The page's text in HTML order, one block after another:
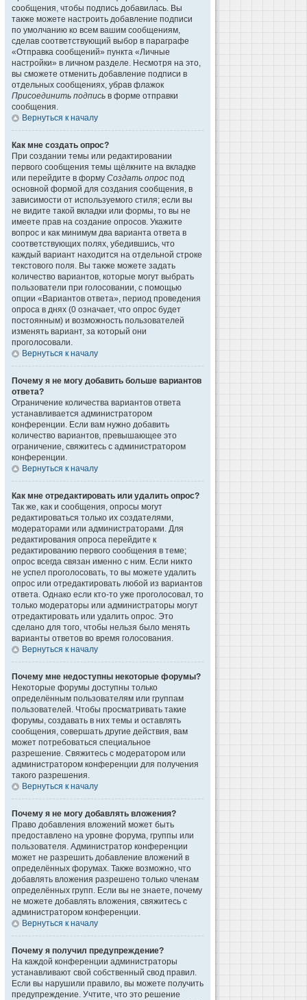
сообщения, чтобы подпись добавилась. Вы
также можете настроить добавление подписи
по умолчанию ко всем вашим сообщениям,
сделав соответствующий выбор в параграфе
«Отправка сообщений» пункта «Личные
настройки» в личном разделе. Несмотря на это,
вы сможете отменить добавление подписи в
отдельных сообщениях, убрав флажок
Присоединить подпись в форме отправки
сообщения.
Вернуться к началу
Как мне создать опрос?
При создании темы или редактировании
первого сообщения темы щёлкните на вкладке
или перейдите в форму Создать опрос под
основной формой для создания сообщения, в
зависимости от используемого стиля; если вы
не видите такой вкладки или формы, то вы не
имеете прав на создание опросов. Укажите
вопрос и как минимум два варианта ответа в
соответствующих полях, убедившись, что
каждый вариант находится на отдельной строке
текстового поля. Вы также можете задать
количество вариантов, которые могут выбрать
пользователи при голосовании, с помощью
опции «Вариантов ответа», период проведения
опроса в днях (0 означает, что опрос будет
постоянным) и возможность пользователей
изменять вариант, за который они
проголосовали.
Вернуться к началу
Почему я не могу добавить больше вариантов
ответа?
Ограничение количества вариантов ответа
устанавливается администратором
конференции. Если вам нужно добавить
количество вариантов, превышающее это
ограничение, свяжитесь с администратором
конференции.
Вернуться к началу
Как мне отредактировать или удалить опрос?
Так же, как и сообщения, опросы могут
редактироваться только их создателями,
модераторами или администраторами. Для
редактирования опроса перейдите к
редактированию первого сообщения в теме;
опрос всегда связан именно с ним. Если никто
не успел проголосовать, то вы можете удалить
опрос или отредактировать любой из вариантов
ответа. Однако если кто-то уже проголосовал, то
только модераторы или администраторы могут
отредактировать или удалить опрос. Это
сделано для того, чтобы нельзя было менять
варианты ответов во время голосования.
Вернуться к началу
Почему мне недоступны некоторые форумы?
Некоторые форумы доступны только
определённым пользователям или группам
пользователей. Чтобы просматривать такие
форумы, создавать в них темы и оставлять
сообщения, совершать другие действия, вам
может потребоваться специальное
разрешение. Свяжитесь с модератором или
администратором конференции для получения
такого разрешения.
Вернуться к началу
Почему я не могу добавлять вложения?
Право добавления вложений может быть
предоставлено на уровне форума, группы или
пользователя. Администратор конференции
может не разрешить добавление вложений в
определённых форумах. Также возможно, что
добавлять вложения разрешено только членам
определённых групп. Если вы не знаете, почему
не можете добавлять вложения, свяжитесь с
администратором конференции.
Вернуться к началу
Почему я получил предупреждение?
На каждой конференции администраторы
устанавливают свой собственный свод правил.
Если вы нарушили правило, вы можете получить
предупреждение. Учтите, что это решение